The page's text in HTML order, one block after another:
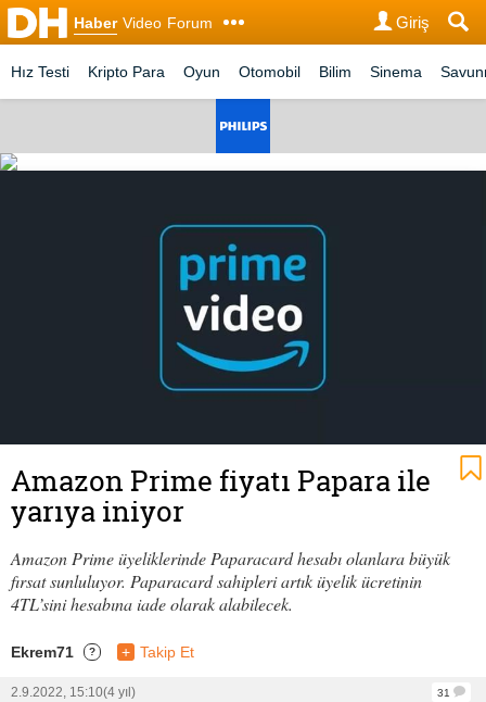
Haber Video Forum Giriş
Hız Testi Kripto Para Oyun Otomobil Bilim Sinema
Amazon Prime fiyatı Papara ile
yarıya iniyor
Amazon Prime üyeliklerinde Paparacard hesabı olanlara büyük
fırsat sunluluyor. Paparacard sahipleri artık üyelik ücretinin
4TL’sini hesabına iade olarak alabilecek.
Ekrem71 ? + Takip Et
2.9.2022, 15:10(4 yıl)
31